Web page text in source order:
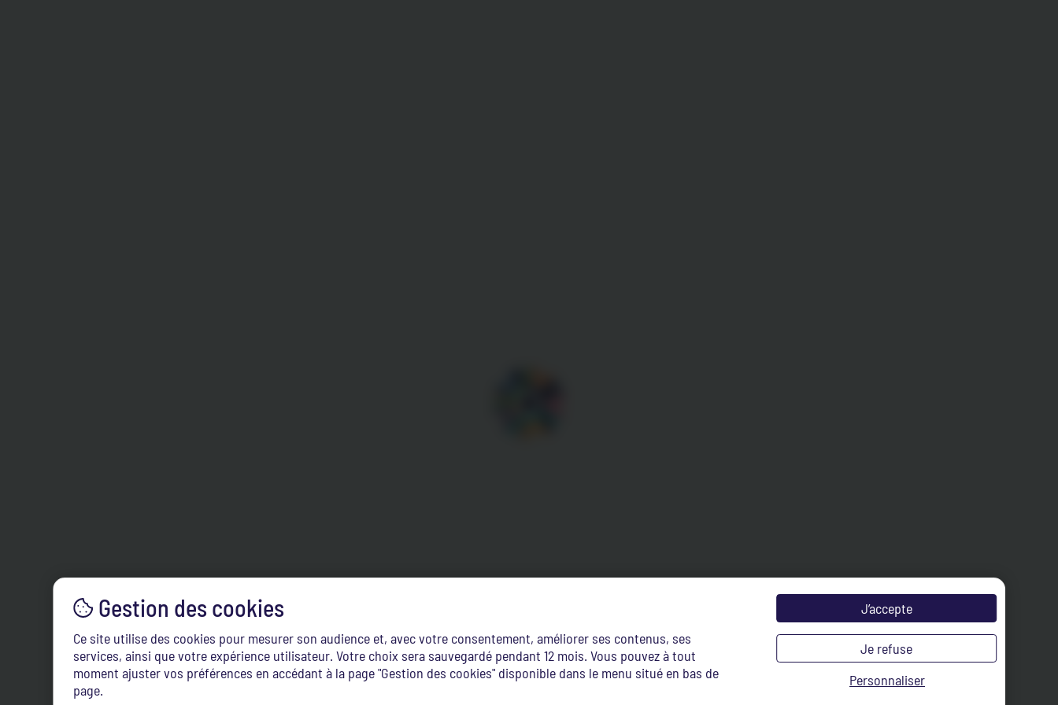
Ce site utilise des cookies pour mesurer son audience et, avec votre consentement, améliorer ses contenus, ses
services, ainsi que votre expérience utilisateur. Votre choix sera sauvegardé pendant 12 mois. Vous pouvez à tout
moment ajuster vos préférences en accédant à la page "Gestion des cookies" disponible dans le menu situé en bas de
page.
J’accepte
Je refuse
Personnaliser